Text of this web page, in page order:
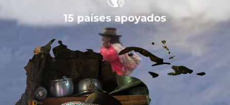
15 países apoyados